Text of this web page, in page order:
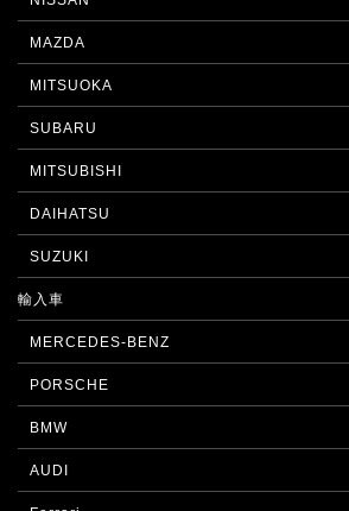
MAZDA
MITSUOKA
SUBARU
MITSUBISHI
DAIHATSU
SUZUKI
輸入車
MERCEDES-BENZ
PORSCHE
BMW
AUDI